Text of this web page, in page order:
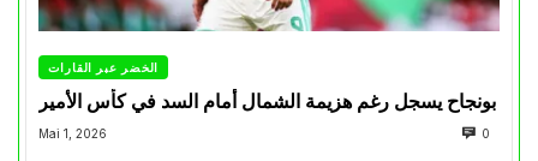
الخضر عبر القارات
بونجاح يسجل رغم هزيمة الشمال أمام السد في كأس الأمير
Mai 1, 2026 0